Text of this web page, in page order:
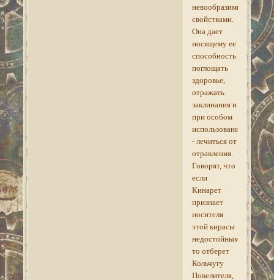
невообразимыми
свойствами.
Она дает
носящему ее
способность
поглощать
здоровье,
отражать
заклинания и
при особом
использовании
- лечиться от
отравления.
Говорят, что
если
Кинарет
признает
носителя
этой кирасы
недостойным,
то отберет
Кольчугу
Повелителя,